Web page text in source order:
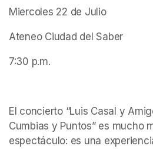
Miercoles 22 de Julio
Ateneo Ciudad del Saber
7:30 p.m.
El concierto “Luis Casal y
Cumbias y Puntos” es mucho
espectáculo: es una